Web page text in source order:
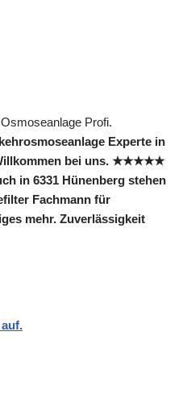
Profi.
Experte in
bei uns. ★★★★★
in 6331 Hünenberg stehen
Fachmann für
mehr. Zuverlässigkeit